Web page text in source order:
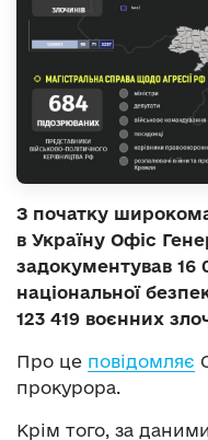
З початку
в Україну Офіс
задокументував 16
національної
123 419 воєнних
Про це повідомляє
прокурора.
Крім того, за